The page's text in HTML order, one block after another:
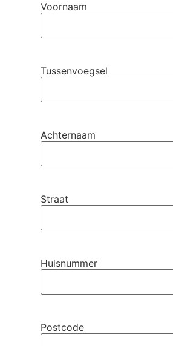
Voornaam
Tussenvoegsel
Achternaam
Straat
Huisnummer
Postcode